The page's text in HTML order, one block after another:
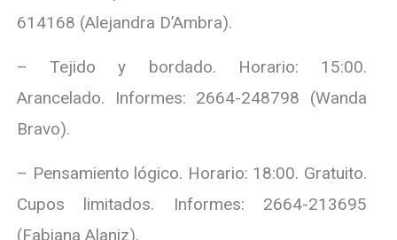
614168 (Alejandra D’Ambra).
– Tejido y bordado. Horario: 15:00.
Arancelado. Informes: 2664-248798 (Wanda
Bravo).
– Pensamiento lógico. Horario: 18:00. Gratuito.
Cupos limitados. Informes: 2664-213695
(Fabiana Alaniz).